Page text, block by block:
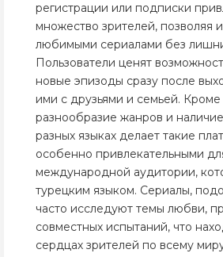
регистрации или подписки
множество зрителей, позволяя
любимыми сериалами без
Пользователи ценят
новые эпизоды сразу после
ими с друзьями и семьей. Кроме
разнообразие жанров и
разных языках делает такие
особенно привлекательными
международной аудитории,
турецким языком. Сериалы,
часто исследуют темы любви,
совместных испытаний, что
сердцах зрителей по всему